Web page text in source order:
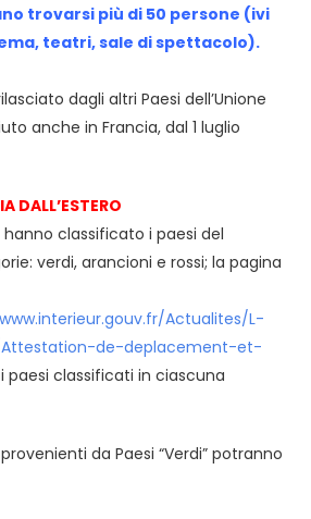
trovarsi più di 50 persone (ivi
teatri, sale di spettacolo).
dagli altri Paesi dell’Unione
anche in Francia, dal 1 luglio
DALL’ESTERO
classificato i paesi del
verdi, arancioni e rossi; la pagina
Actualites/L-
de-deplacement-et-
paesi classificati in ciascuna
da Paesi “Verdi” potranno